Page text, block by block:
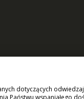
dotyczących
Państwu wspaniałego